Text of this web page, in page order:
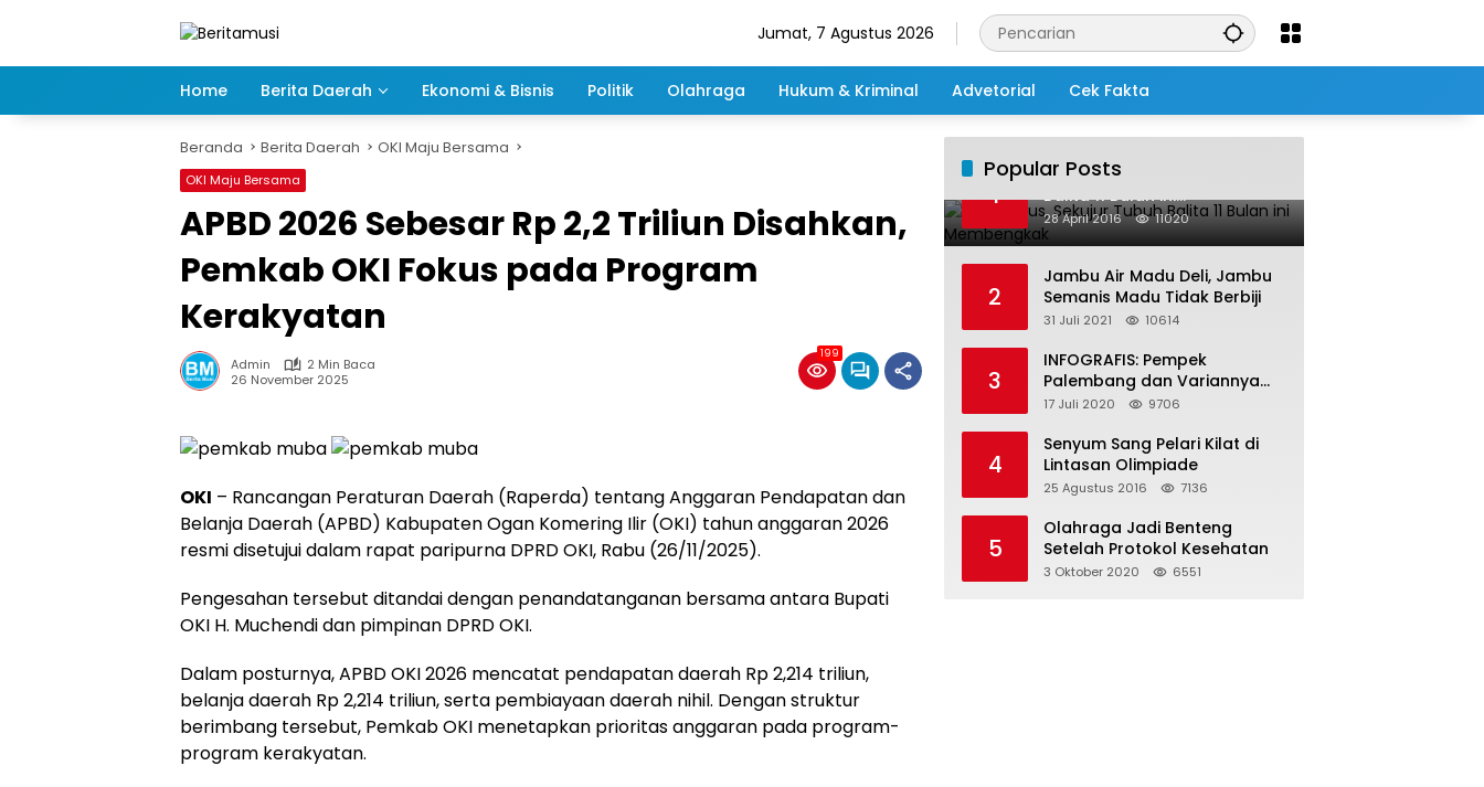
Jumat, 7 Agustus 2026
Home Berita Daerah Ekonomi & Bisnis Politik Olahraga Hukum & Kriminal Advetorial Cek Fakta
Beranda Berita Daerah OKI Maju Bersama
OKI Maju Bersama
APBD 2026 Sebesar Rp 2,2 Triliun Disahkan,
Pemkab OKI Fokus pada Program
Kerakyatan
Admin
2 Min Baca
26 November 2025
199
OKI – Rancangan Peraturan Daerah (Raperda) tentang Anggaran Pendapatan dan
Belanja Daerah (APBD) Kabupaten Ogan Komering Ilir (OKI) tahun anggaran 2026
resmi disetujui dalam rapat paripurna DPRD OKI, Rabu (26/11/2025).
Pengesahan tersebut ditandai dengan penandatanganan bersama antara Bupati
OKI H. Muchendi dan pimpinan DPRD OKI.
Dalam posturnya, APBD OKI 2026 mencatat pendapatan daerah Rp 2,214 triliun,
belanja daerah Rp 2,214 triliun, serta pembiayaan daerah nihil. Dengan struktur
berimbang tersebut, Pemkab OKI menetapkan prioritas anggaran pada program-
program kerakyatan.
Popular Posts
1
Salah Infus, Sekujur Tubuh
Balita 11 Bulan ini
Membengkak
28 April 2016 11020
2
Jambu Air Madu Deli, Jambu
Semanis Madu Tidak Berbiji
31 Juli 2021 10614
3
INFOGRAFIS: Pempek
Palembang dan Variannya
yang Melegenda
17 Juli 2020 9706
4
Senyum Sang Pelari Kilat di
Lintasan Olimpiade
25 Agustus 2016 7136
5
Olahraga Jadi Benteng
Setelah Protokol Kesehatan
3 Oktober 2020 6551